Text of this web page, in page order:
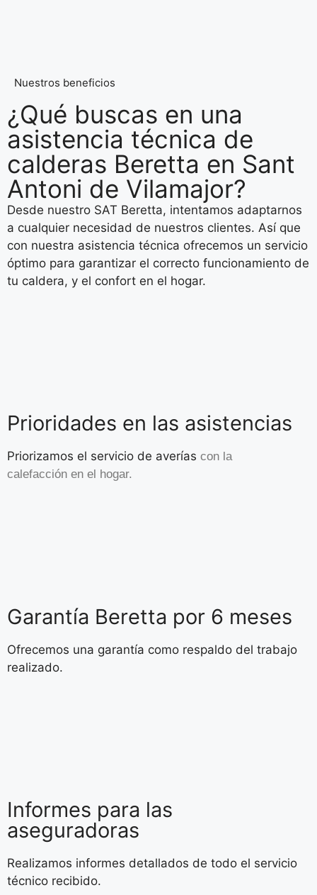
Nuestros beneficios
¿Qué buscas en una
asistencia técnica de
calderas Beretta en Sant
Antoni de Vilamajor?
Desde nuestro SAT Beretta, intentamos adaptarnos
a cualquier necesidad de nuestros clientes. Así que
con nuestra asistencia técnica ofrecemos un servicio
óptimo para garantizar el correcto funcionamiento de
tu caldera, y el confort en el hogar.
Prioridades en las asistencias
Priorizamos el servicio de averías con la
calefacción en el hogar.
Garantía Beretta por 6 meses
Ofrecemos una garantía como respaldo del trabajo
realizado.
Informes para las
aseguradoras
Realizamos informes detallados de todo el servicio
técnico recibido.